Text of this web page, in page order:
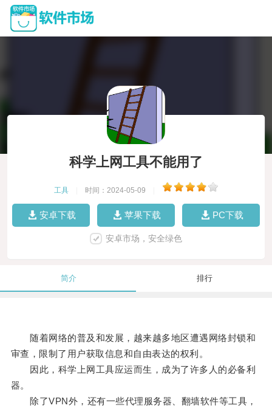
科学上网工具不能用了
工具 时间：2024-05-09
安卓下载 苹果下载 PC下载
安卓市场，安全绿色
简介 排行
随着网络的普及和发展，越来越多地区遭遇网络封锁和
审查，限制了用户获取信息和自由表达的权利。
因此，科学上网工具应运而生，成为了许多人的必备利
器。
除了VPN外，还有一些代理服务器、翻墙软件等工具，